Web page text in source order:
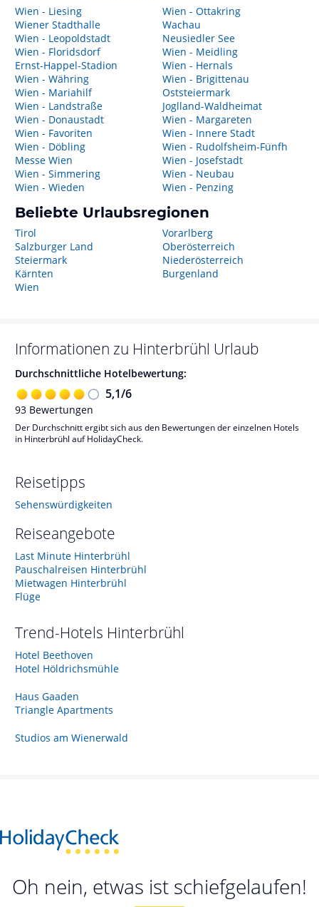
Wien - Liesing
Wiener Stadthalle
Wien - Leopoldstadt
Wien - Floridsdorf
Ernst-Happel-Stadion
Wien - Währing
Wien - Mariahilf
Wien - Landstraße
Wien - Donaustadt
Wien - Favoriten
Wien - Döbling
Messe Wien
Wien - Simmering
Wien - Wieden
Wien - Ottakring
Wachau
Neusiedler See
Wien - Meidling
Wien - Hernals
Wien - Brigittenau
Oststeiermark
Joglland-Waldheimat
Wien - Margareten
Wien - Innere Stadt
Wien - Rudolfsheim-Fünfh
Wien - Josefstadt
Wien - Neubau
Wien - Penzing
Beliebte Urlaubsregionen
Tirol
Salzburger Land
Steiermark
Kärnten
Wien
Vorarlberg
Oberösterreich
Niederösterreich
Burgenland
Informationen zu Hinterbrühl Urlaub
Durchschnittliche Hotelbewertung:
5,1/6
93 Bewertungen
Der Durchschnitt ergibt sich aus den Bewertungen der einzelnen Hotels
in Hinterbrühl auf HolidayCheck.
Reisetipps
Sehenswürdigkeiten
Reiseangebote
Last Minute Hinterbrühl
Pauschalreisen Hinterbrühl
Mietwagen Hinterbrühl
Flüge
Trend-Hotels Hinterbrühl
Hotel Beethoven
Hotel Höldrichsmühle
Haus Gaaden
Triangle Apartments
Studios am Wienerwald
Oh nein, etwas ist schiefgelaufen!